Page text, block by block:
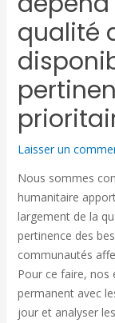
qualité
Laisser un
Nous sommes
humanitaire
largement de la
pertinence des
communautés
Pour ce faire, nos
permanent avec
jour et analyser